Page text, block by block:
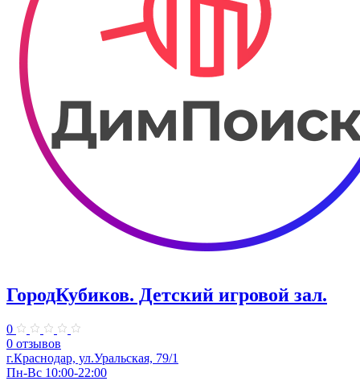
ГородКубиков. ​Детский игровой зал.
0
0 отзывов
г.Краснодар, ​ул.Уральская, 79/1
Пн-Вс 10:00-22:00